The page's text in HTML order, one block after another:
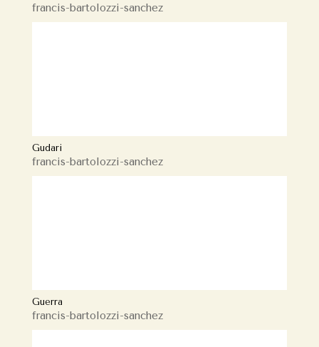
francis-bartolozzi-sanchez
Gudari
francis-bartolozzi-sanchez
Guerra
francis-bartolozzi-sanchez